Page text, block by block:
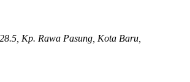
Kp. Rawa Pasung, Kota Baru,